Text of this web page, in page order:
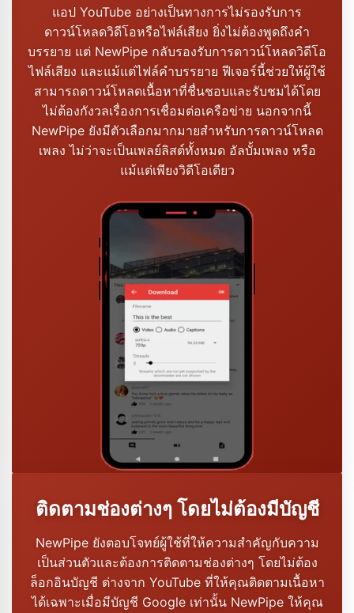
แอป YouTube อย่างเป็นทางการไม่รองรับการ
ดาวน์โหลดวิดีโอหรือไฟล์เสียง ยิ่งไม่ต้องพูดถึงคำ
บรรยาย แต่ NewPipe กลับรองรับการดาวน์โหลดวิดีโอ
ไฟล์เสียง และแม้แต่ไฟล์คำบรรยาย ฟีเจอร์นี้ช่วยให้ผู้ใช้
สามารถดาวน์โหลดเนื้อหาที่ชื่นชอบและรับชมได้โดย
ไม่ต้องกังวลเรื่องการเชื่อมต่อเครือข่าย นอกจากนี้
NewPipe ยังมีตัวเลือกมากมายสำหรับการดาวน์โหลด
เพลง ไม่ว่าจะเป็นเพลย์ลิสต์ทั้งหมด อัลบั้มเพลง หรือ
แม้แต่เพียงวิดีโอเดียว
ติดตามช่องต่างๆ โดยไม่ต้องมีบัญชี
NewPipe ยังตอบโจทย์ผู้ใช้ที่ให้ความสำคัญกับความ
เป็นส่วนตัวและต้องการติดตามช่องต่างๆ โดยไม่ต้อง
ล็อกอินบัญชี ต่างจาก YouTube ที่ให้คุณติดตามเนื้อหา
ได้เฉพาะเมื่อมีบัญชี Google เท่านั้น NewPipe ให้คุณ